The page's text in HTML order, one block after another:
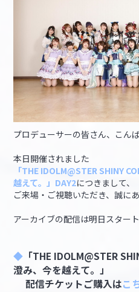
プロデューサーの皆さん、こん
本日開催されました
「THE IDOLM@STER SHINY
越えて。」DAY2につきまして、
ご来場・ご視聴いただき、誠に
アーカイブの配信は明日スター
◆ 「THE IDOLM@STER
澄み、今を越えて。」
配信チケットご購入はこ